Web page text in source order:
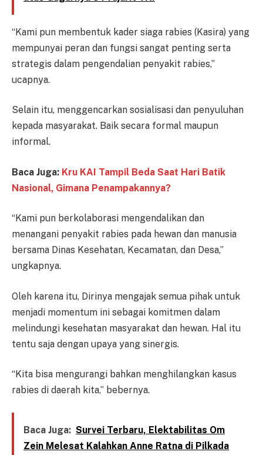
“Kami pun membentuk kader siaga rabies (Kasira) yang
mempunyai peran dan fungsi sangat penting serta
strategis dalam pengendalian penyakit rabies,”
ucapnya.
Selain itu, menggencarkan sosialisasi dan penyuluhan
kepada masyarakat. Baik secara formal maupun
informal.
Baca Juga: Kru KAI Tampil Beda Saat Hari Batik
Nasional, Gimana Penampakannya?
“Kami pun berkolaborasi mengendalikan dan
menangani penyakit rabies pada hewan dan manusia
bersama Dinas Kesehatan, Kecamatan, dan Desa,”
ungkapnya.
Oleh karena itu, Dirinya mengajak semua pihak untuk
menjadi momentum ini sebagai komitmen dalam
melindungi kesehatan masyarakat dan hewan. Hal itu
tentu saja dengan upaya yang sinergis.
“Kita bisa mengurangi bahkan menghilangkan kasus
rabies di daerah kita,” bebernya.
Baca Juga: Survei Terbaru, Elektabilitas Om
Zein Melesat Kalahkan Anne Ratna di Pilkada